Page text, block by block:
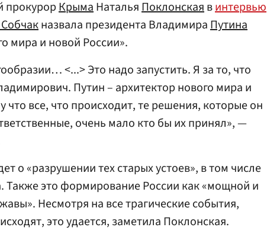
прокурорКрымаНатальяПоклонскаявинтервью
назвала президента ВладимираПутина
мира и новой России».
<...> Это надо запустить. Я за то, что
Путин – архитектор нового мира и
что все, что происходит, те решения, которые он
очень мало кто бы их принял», —
о «разрушении тех старых устоев», в том числе
Также это формирование России как «мощной и
Несмотря на все трагические события,
это удается, заметила Поклонская.